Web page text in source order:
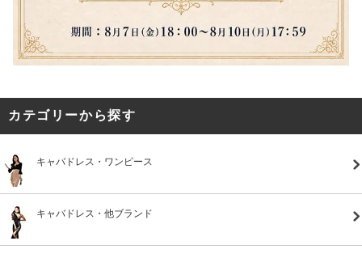
カテゴリーから探す
キャバドレス・ワンピース
キャバドレス・他ブランド